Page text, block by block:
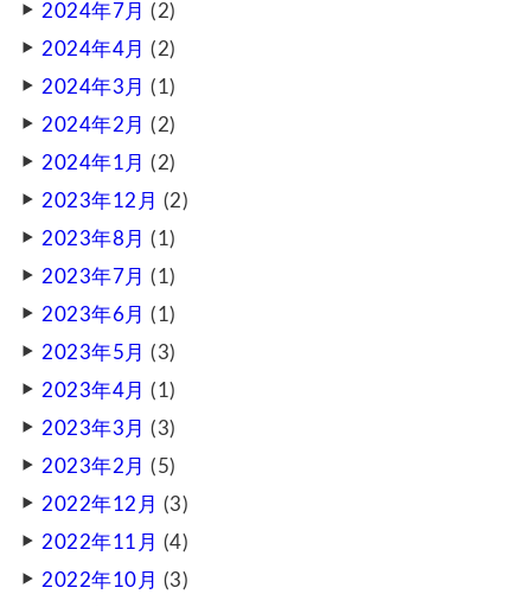
2024年7月 (2)
2024年4月 (2)
2024年3月 (1)
2024年2月 (2)
2024年1月 (2)
2023年12月 (2)
2023年8月 (1)
2023年7月 (1)
2023年6月 (1)
2023年5月 (3)
2023年4月 (1)
2023年3月 (3)
2023年2月 (5)
2022年12月 (3)
2022年11月 (4)
2022年10月 (3)